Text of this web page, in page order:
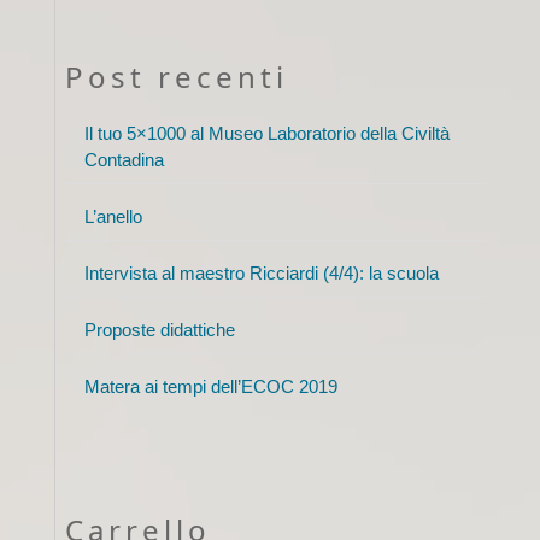
Post recenti
Il tuo 5×1000 al Museo Laboratorio della Civiltà
Contadina
L’anello
Intervista al maestro Ricciardi (4/4): la scuola
Proposte didattiche
Matera ai tempi dell’ECOC 2019
Carrello